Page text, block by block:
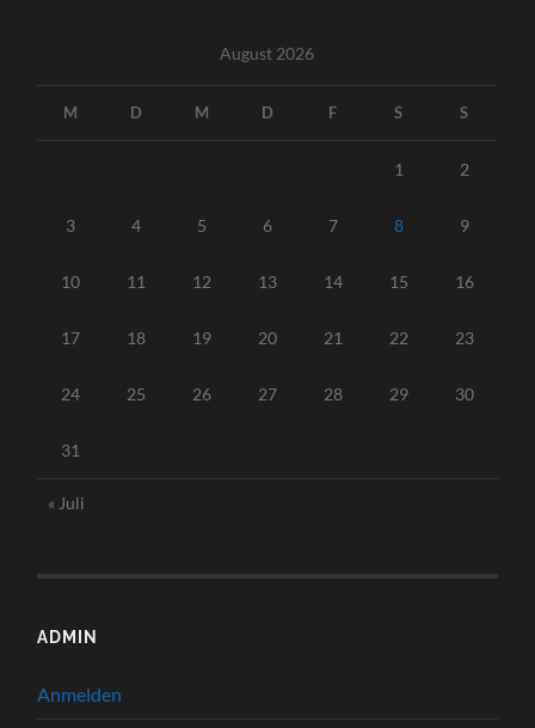
August 2026
M D M D F S S
1 2
3 4 5 6 7 8 9
10 11 12 13 14 15 16
17 18 19 20 21 22 23
24 25 26 27 28 29 30
31
« Juli
ADMIN
Anmelden